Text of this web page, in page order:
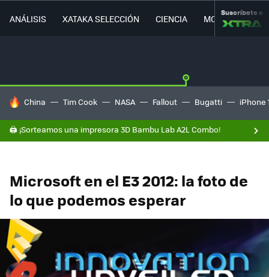
ANÁLISIS XATAKA SELECCIÓN CIENCIA MOVILIDAD
Suscríbete a
HOY SE HABLA DE
China Tim Cook NASA Fallout Bugatti iPhone
🖨️ ¡Sorteamos una impresora 3D Bambu Lab A2L Combo!
Microsoft en el E3 2012: la foto de
lo que podemos esperar